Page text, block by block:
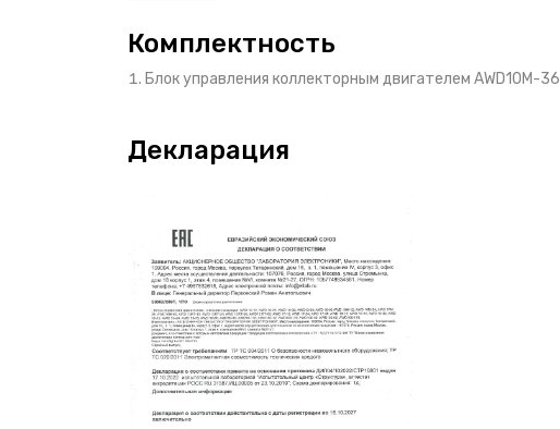
Комплектность
Блок управления коллекторным двигателем AWD10M-36
Декларация